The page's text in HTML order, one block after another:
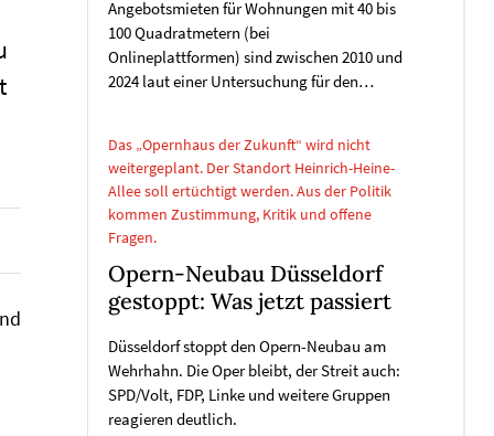
Angebotsmieten für Wohnungen mit 40 bis
100 Quadratmetern (bei
Onlineplattformen) sind zwischen 2010 und
2024 laut einer Untersuchung für den…
Das „Opernhaus der Zukunft“ wird nicht
weitergeplant. Der Standort Heinrich-Heine-
Allee soll ertüchtigt werden. Aus der Politik
kommen Zustimmung, Kritik und offene
Fragen.
Opern-Neubau Düsseldorf
gestoppt: Was jetzt passiert
Düsseldorf stoppt den Opern-Neubau am
Wehrhahn. Die Oper bleibt, der Streit auch:
SPD/Volt, FDP, Linke und weitere Gruppen
reagieren deutlich.